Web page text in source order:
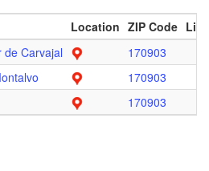
Location ZIP Code
de Carvajal
170903
170903
170903